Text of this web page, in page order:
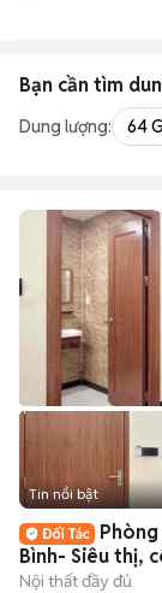
Bạn cần tìm
Dung lượng: 64
Tin nổi bật
Bình- Siêu thị,
Nội thất đầy đủ